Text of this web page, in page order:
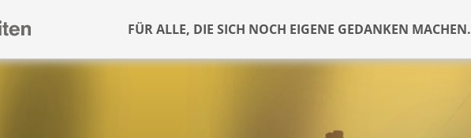
FÜR ALLE, DIE SICH NOCH EIGENE GEDANKEN MACHEN.